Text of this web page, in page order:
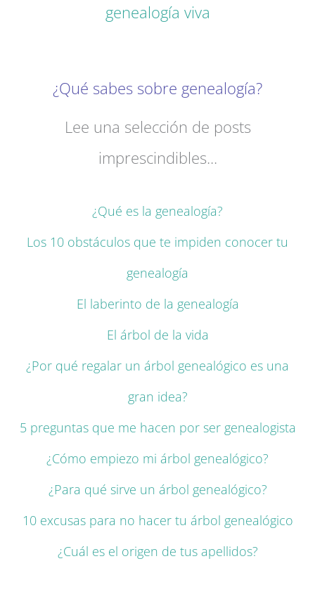
¿Qué sabes sobre genealogía?
Lee una selección de posts
imprescindibles...
¿Qué es la genealogía?
Los 10 obstáculos que te impiden conocer tu
genealogía
El laberinto de la genealogía
El árbol de la vida
¿Por qué regalar un árbol genealógico es una
gran idea?
5 preguntas que me hacen por ser genealogista
¿Cómo empiezo mi árbol genealógico?
¿Para qué sirve un árbol genealógico?
10 excusas para no hacer tu árbol genealógico
¿Cuál es el origen de tus apellidos?